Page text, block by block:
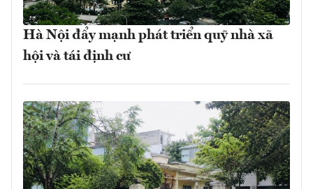
Hà Nội đẩy mạnh phát triển quỹ nhà xã
hội và tái định cư